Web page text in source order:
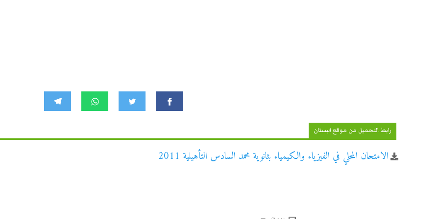
رابط التحميل من موقع البستان
الامتحان المحلي في الفيزياء والكيمياء بثانوية محمد السادس التأهيلية 2011